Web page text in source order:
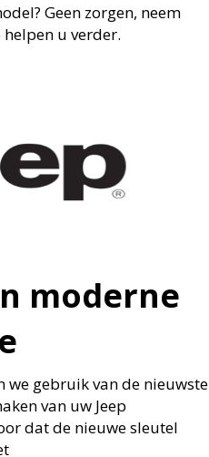
Geen zorgen, neem
u verder.
moderne
we gebruik van de nieuwste
van uw Jeep
dat de nieuwe sleutel